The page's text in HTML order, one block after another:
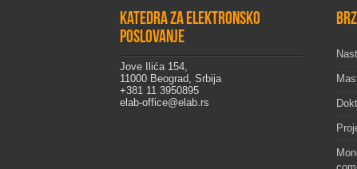
Katedra za elektronsko
poslovanje
Jove Ilića 154,
11000 Beograd, Srbija
+381 11 3950895
elab-office@elab.rs